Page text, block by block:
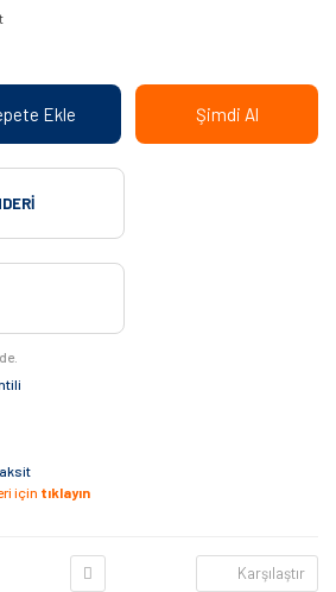
Ekle Şimdi Al
için tıklayın
Karşılaştır